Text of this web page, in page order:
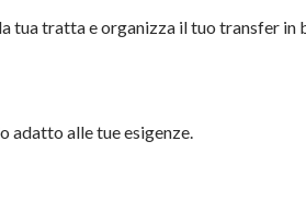
tua tratta e organizza il tuo transfer in
adatto alle tue esigenze.